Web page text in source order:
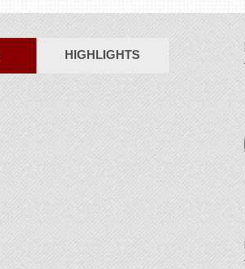
HIGHLIGHTS